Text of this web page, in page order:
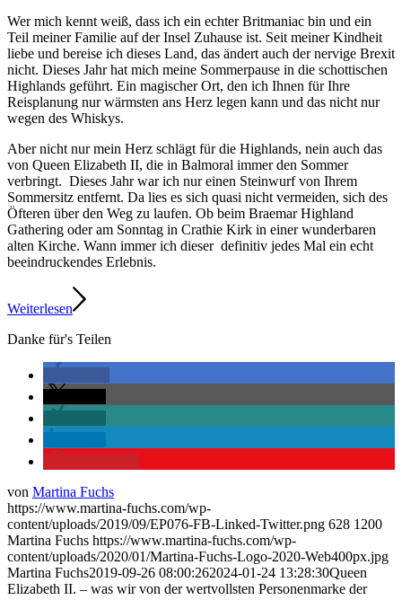
Wer mich kennt weiß, dass ich ein echter Britmaniac bin und ein
Teil meiner Familie auf der Insel Zuhause ist. Seit meiner Kindheit
liebe und bereise ich dieses Land, das ändert auch der nervige Brexit
nicht. Dieses Jahr hat mich meine Sommerpause in die schottischen
Highlands geführt. Ein magischer Ort, den ich Ihnen für Ihre
Reisplanung nur wärmsten ans Herz legen kann und das nicht nur
wegen des Whiskys.
Aber nicht nur mein Herz schlägt für die Highlands, nein auch das
von Queen Elizabeth II, die in Balmoral immer den Sommer
verbringt. Dieses Jahr war ich nur einen Steinwurf von Ihrem
Sommersitz entfernt. Da lies es sich quasi nicht vermeiden, sich des
Öfteren über den Weg zu laufen. Ob beim Braemar Highland
Gathering oder am Sonntag in Crathie Kirk in einer wunderbaren
alten Kirche. Wann immer ich dieser definitiv jedes Mal ein echt
beeindruckendes Erlebnis.
Weiterlesen
Danke für's Teilen
von Martina Fuchs
https://www.martina-fuchs.com/wp-
content/uploads/2019/09/EP076-FB-Linked-Twitter.png 628 1200
Martina Fuchs https://www.martina-fuchs.com/wp-
content/uploads/2020/01/Martina-Fuchs-Logo-2020-Web400px.jpg
Martina Fuchs2019-09-26 08:00:262024-01-24 13:28:30Queen
Elizabeth II. – was wir von der wertvollsten Personenmarke der